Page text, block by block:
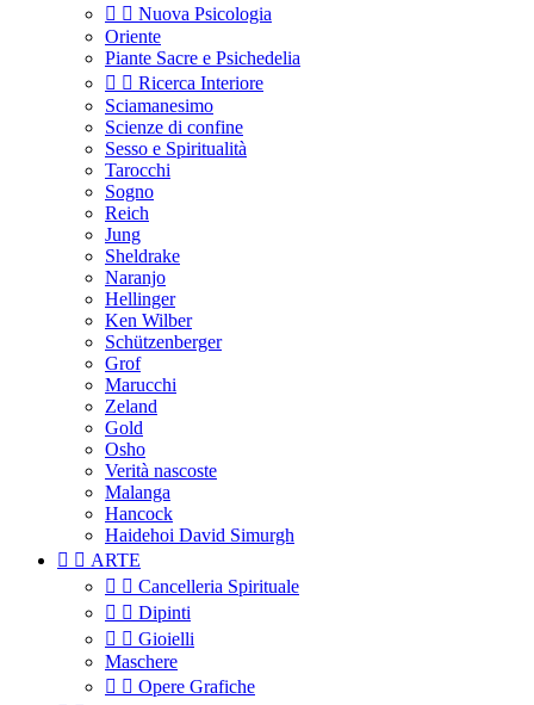
  Nuova Psicologia
Oriente
Piante Sacre e Psichedelia
  Ricerca Interiore
Sciamanesimo
Scienze di confine
Sesso e Spiritualità
Tarocchi
Sogno
Reich
Jung
Sheldrake
Naranjo
Hellinger
Ken Wilber
Schützenberger
Grof
Marucchi
Zeland
Gold
Osho
Verità nascoste
Malanga
Hancock
Haidehoi David Simurgh
  ARTE
  Cancelleria Spirituale
  Dipinti
  Gioielli
Maschere
  Opere Grafiche